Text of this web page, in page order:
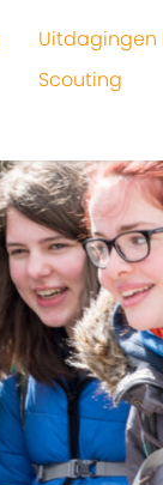
Uitdagingen
Scouting